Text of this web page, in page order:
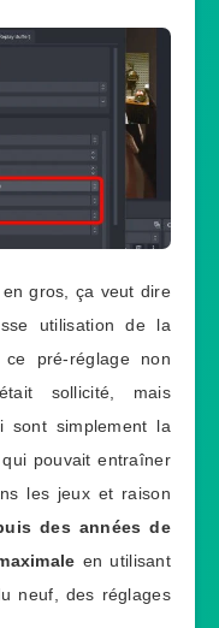
en gros, ça veut dire
utilisation de la
ce pré-réglage non
sollicité, mais
sont simplement la
pouvait entraîner
les jeux et raison
des années de
en utilisant
neuf, des réglages